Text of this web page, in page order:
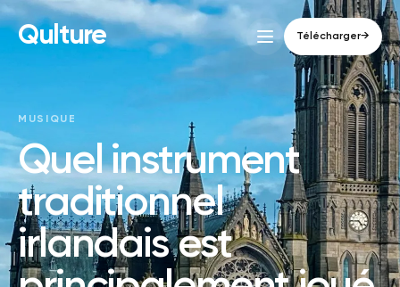
Qulture Télécharger→
MUSIQUE
Quel instrument
traditionnel
irlandais est